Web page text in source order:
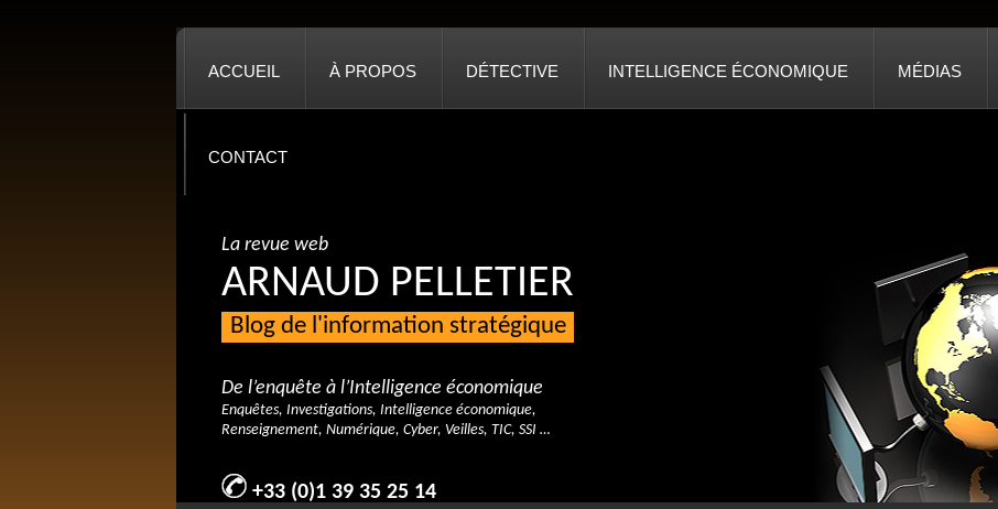
ACCUEIL À PROPOS DÉTECTIVE INTELLIGENCE ÉCONOMIQUE MÉDIAS
CONTACT
La revue web
ARNAUD PELLETIER
Blog de l'information stratégique
De l’enquête à l’Intelligence économique
Enquêtes, Investigations, Intelligence économique,
Renseignement, Numérique, Cyber, Veilles, TIC, SSI …
+33 (0)1 39 35 25 14